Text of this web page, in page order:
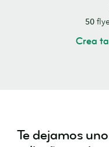
50
Crea
Te dejamos